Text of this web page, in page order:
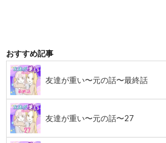
おすすめ記事
友達が重い〜元の話〜最終話
友達が重い〜元の話〜27